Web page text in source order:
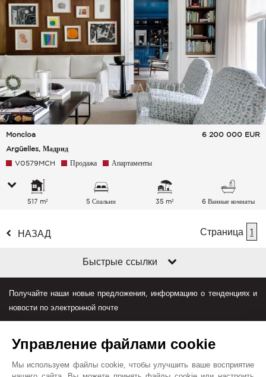
Moncloa
Argüelles, Мадрид
6 200 000 EUR
V0579MCH Продажа Апартаменты
517 m² 5 Спальни 35 m² 6 Ванные комнаты
НАЗАД Страница 1
Быстрые ссылки
Получайте наши новые предложения, информацию о тенденциях и
новости по электронной почте
Управление файлами cookie
Мы используем файлы cookie, чтобы улучшить ваше восприятие